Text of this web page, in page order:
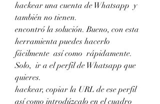
hackear una cuenta de Whatsapp  y
también no tienen.
encontró la solución. Bueno, con esta
herramienta puedes hacerlo
fácilmente  así como  rápidamente.
Solo,  ir a el perfil de Whatsapp que
quieres.
hackear, copiar la URL de ese perfil
así como introdúzcalo en el cuadro